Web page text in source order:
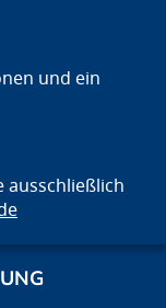
und ein
ausschließlich